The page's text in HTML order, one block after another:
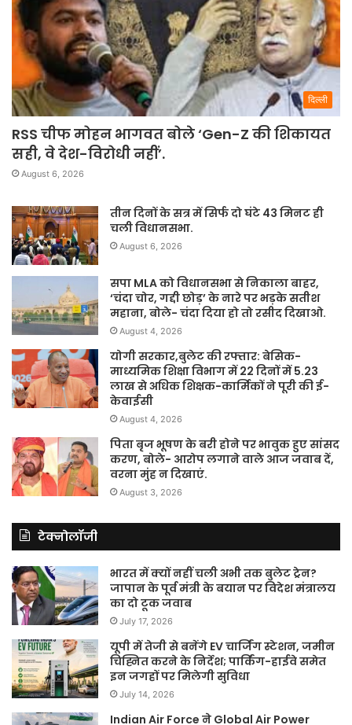
दिल्ली
RSS चीफ मोहन भागवत बोले ‘Gen-Z की शिकायत
सही, वे देश-विरोधी नहीं’.
August 6, 2026
तीन दिनों के सत्र में सिर्फ दो घंटे 43 मिनट ही
चली विधानसभा.
August 6, 2026
सपा MLA को विधानसभा से निकाला बाहर,
‘चंदा चोर, गद्दी छोड़’ के नारे पर भड़के सतीश
महाना, बोले- चंदा दिया हो तो रसीद दिखाओ.
August 4, 2026
योगी सरकार,बुलेट की रफ्तार: बेसिक-
माध्यमिक शिक्षा विभाग में 22 दिनों में 5.23
लाख से अधिक शिक्षक-कार्मिकों ने पूरी की ई-
केवाईसी
August 4, 2026
पिता बृज भूषण के बरी होने पर भावुक हुए सांसद
करण, बोले- आरोप लगाने वाले आज जवाब दें,
वरना मुंह न दिखाएं.
August 3, 2026
टेक्नोलॉजी
भारत में क्यों नहीं चली अभी तक बुलेट ट्रेन?
जापान के पूर्व मंत्री के बयान पर विदेश मंत्रालय
का दो टूक जवाब
July 17, 2026
यूपी में तेजी से बनेंगे EV चार्जिंग स्टेशन, जमीन
चिह्नित करने के निर्देश; पार्किंग-हाईवे समेत
इन जगहों पर मिलेगी सुविधा
July 14, 2026
Indian Air Force ने Global Air Power